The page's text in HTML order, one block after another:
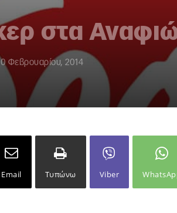
στα
Φεβρουαρίου, 2014
Email Τυπώνω Viber